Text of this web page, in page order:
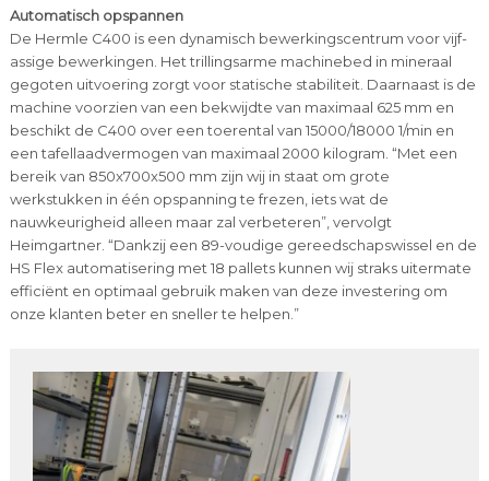
Automatisch opspannen
De Hermle C400 is een dynamisch bewerkingscentrum voor vijf-
assige bewerkingen. Het trillingsarme machinebed in mineraal
gegoten uitvoering zorgt voor statische stabiliteit. Daarnaast is de
machine voorzien van een bekwijdte van maximaal 625 mm en
beschikt de C400 over een toerental van 15000/18000 1/min en
een tafellaadvermogen van maximaal 2000 kilogram. “Met een
bereik van 850x700x500 mm zijn wij in staat om grote
werkstukken in één opspanning te frezen, iets wat de
nauwkeurigheid alleen maar zal verbeteren”, vervolgt
Heimgartner. “Dankzij een 89-voudige gereedschapswissel en de
HS Flex automatisering met 18 pallets kunnen wij straks uitermate
efficiënt en optimaal gebruik maken van deze investering om
onze klanten beter en sneller te helpen.”